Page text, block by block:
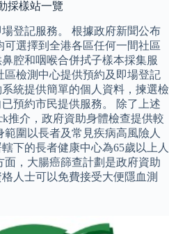
採樣站一覽
登記服務。 根據政府新聞公布
可選擇到全港各區任何一間社區
腔和咽喉合併拭子樣本採集服
檢測中心提供預約及即場登記
統提供簡單的個人資料，揀選檢
預約市民提供服務。 除了上述
推介，政府資助身體檢查提供較
圍以長者及常見疾病高風險人
下的長者健康中心為65歲以上人
，大腸癌篩查計劃是政府資助
人士可以免費接受大便隱血測